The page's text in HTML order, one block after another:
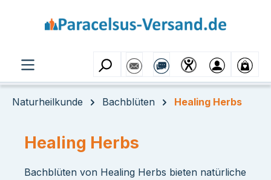
Naturheilkunde Bachblüten Healing Herbs
Healing Herbs
Bachblüten von Healing Herbs bieten natürliche